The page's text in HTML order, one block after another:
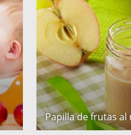
Papilla de frutas al